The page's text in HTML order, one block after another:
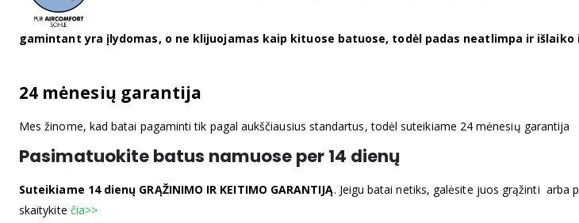
gamintant yra įlydomas, o ne klijuojamas kaip kituose batuose, todėl padas neatlimpa ir išlaiko
24 mėnesių garantija
Mes žinome, kad batai pagaminti tik pagal aukščiausius standartus, todėl suteikiame 24 mėnesių garantija
Pasimatuokite batus namuose per 14 dienų
Suteikiame 14 dienų GRĄŽINIMO IR KEITIMO GARANTIJĄ. Jeigu batai netiks, galėsite juos grąžinti arba
skaitykite čia>>